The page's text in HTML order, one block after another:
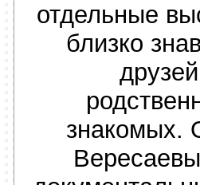
отдельные
близко
знакомых.